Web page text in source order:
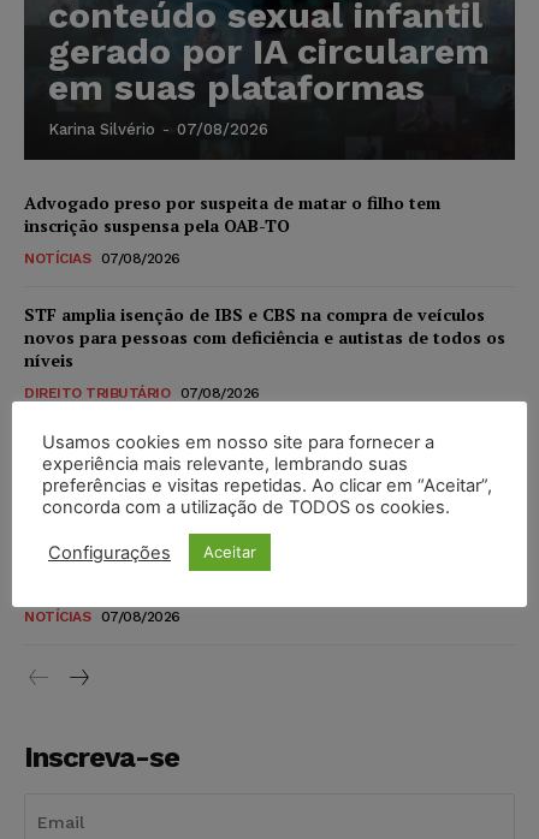
conteúdo sexual infantil
gerado por IA circularem
em suas plataformas
Karina Silvério - 07/08/2026
Advogado preso por suspeita de matar o filho tem
inscrição suspensa pela OAB-TO
NOTÍCIAS 07/08/2026
STF amplia isenção de IBS e CBS na compra de veículos
novos para pessoas com deficiência e autistas de todos os
níveis
DIREITO TRIBUTÁRIO 07/08/2026
Justiça do Trabalho mantém justa causa de empregado que
vendia canetas emagrecedoras no local de trabalho
NOTÍCIAS 07/08/2026
Justiça de SP decreta prisão de suspeito investigado na
NOTÍCIAS 07/08/2026
Inscreva-se
Usamos cookies em nosso site para fornecer a
experiência mais relevante, lembrando suas
preferências e visitas repetidas. Ao clicar em “Aceitar”,
concorda com a utilização de TODOS os cookies.
Configurações Aceitar